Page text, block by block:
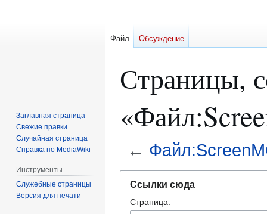
Страницы,
←
навигации
поиску
Ссылки сюда
Страница:
Файл Обсуждение
Заглавная страница
Свежие правки
Случайная страница
Справка по MediaWiki
Инструменты
Служебные страницы
Версия для печати